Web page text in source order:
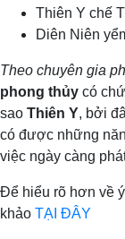
Thiên Y chế
Diên Niên
Theo chuyên gia
phong thủy có
sao Thiên Y, bởi
có được những
việc ngày càng
Để hiểu rõ hơn về
khảo TẠI ĐÂY